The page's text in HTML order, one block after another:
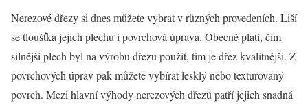
Nerezové dřezy si dnes můžete vybrat v různých provedeních. Liší
se tloušťka jejich plechu i povrchová úprava. Obecně platí, čím
silnější plech byl na výrobu dřezu použit, tím je dřez kvalitnější. Z
povrchových úprav pak můžete vybírat lesklý nebo texturovaný
povrch. Mezi hlavní výhody nerezových dřezů patří jejich snadná